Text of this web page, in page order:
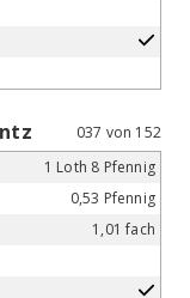
037 von 152
1 Loth 8 Pfennig
0,53 Pfennig
1,01 fach